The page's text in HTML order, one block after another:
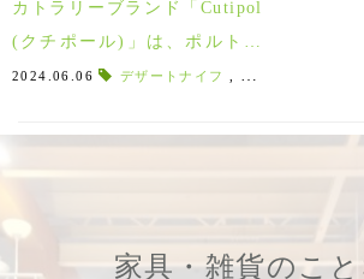
カトラリーブランド「Cutipol
(クチポール)」は、ポルトガ
ル生まれの美しいテーブルウ
2024.06.06 デザートナイフ
家具・雑貨のこと